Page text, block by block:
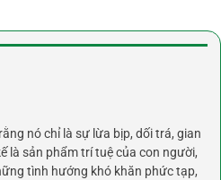
nó chỉ là sự lừa bịp, dối trá, gian
là sản phẩm trí tuệ của con người,
tình hướng khó khăn phức tạp,